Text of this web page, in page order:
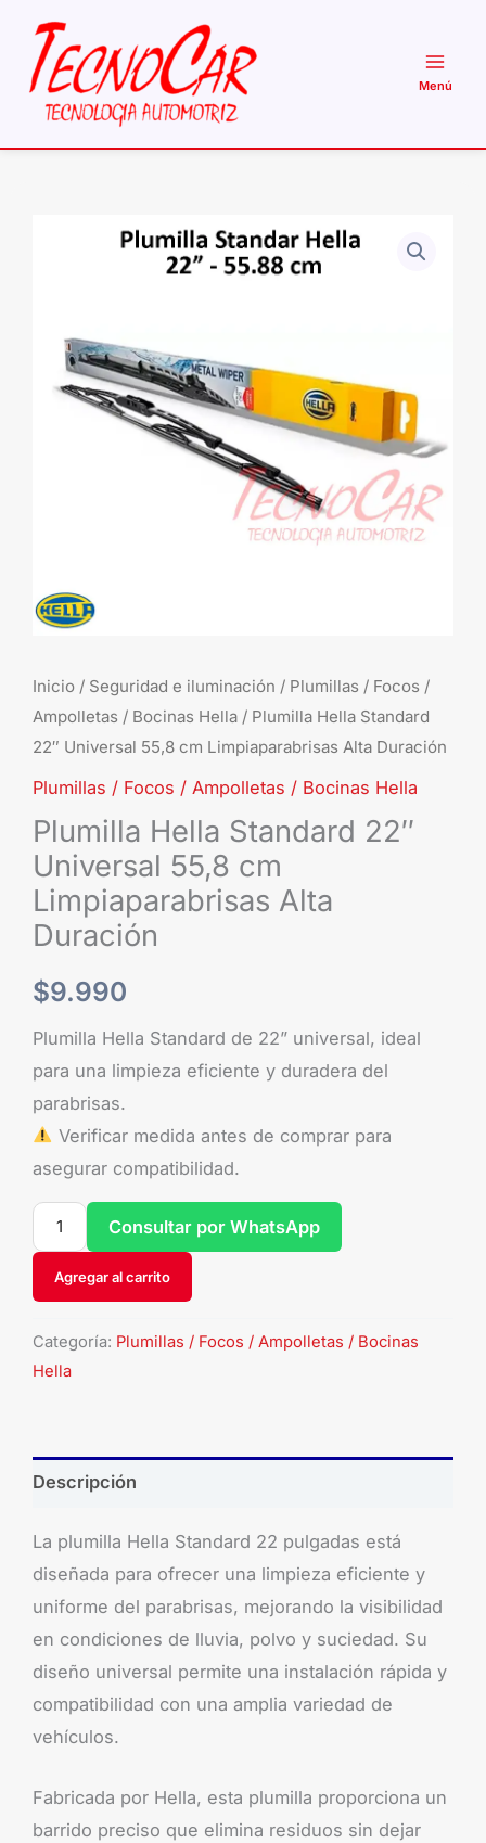
contenido
Inicio / Seguridad e iluminación / Plumillas / Focos /
Ampolletas / Bocinas Hella / Plumilla Hella Standard
22″ Universal 55,8 cm Limpiaparabrisas Alta Duración
Plumillas / Focos / Ampolletas / Bocinas Hella
Plumilla Hella Standard 22″
Universal 55,8 cm
Limpiaparabrisas Alta
Duración
$9.990
Plumilla Hella Standard de 22” universal, ideal
para una limpieza eficiente y duradera del
parabrisas.
Verificar medida antes de comprar para
asegurar compatibilidad.
Universal
55,8
Agregar al carrito
Consultar por WhatsApp
Categoría: Plumillas / Focos / Ampolletas / Bocinas
Hella
Descripción
La plumilla Hella Standard 22 pulgadas está
diseñada para ofrecer una limpieza eficiente y
uniforme del parabrisas, mejorando la visibilidad
en condiciones de lluvia, polvo y suciedad. Su
diseño universal permite una instalación rápida y
compatibilidad con una amplia variedad de
vehículos.
Fabricada por Hella, esta plumilla proporciona un
barrido preciso que elimina residuos sin dejar